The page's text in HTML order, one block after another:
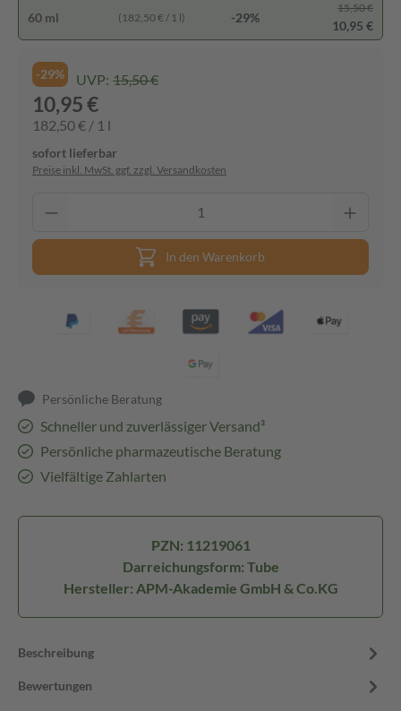
60 ml (182,50 € / 1 l) -29%
15,50 €
10,95 €
-29% UVP: 15,50 €
10,95 €
182,50 € / 1 l
sofort lieferbar
Preise inkl. MwSt. ggf. zzgl. Versandkosten
In den Warenkorb
Persönliche Beratung
Schneller und zuverlässiger Versand³
Persönliche pharmazeutische Beratung
Vielfältige Zahlarten
PZN: 11219061
Darreichungsform: Tube
Hersteller: APM-Akademie GmbH & Co.KG
Beschreibung
Bewertungen